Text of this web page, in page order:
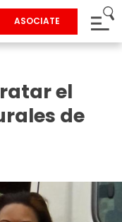
ASOCIATE
el
de